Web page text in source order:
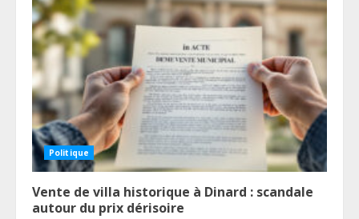
Politique
Vente de villa historique à Dinard : scandale
autour du prix dérisoire